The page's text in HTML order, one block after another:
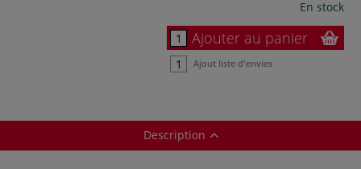
En stock
Ajouter au panier
Ajout liste d'envies
Description